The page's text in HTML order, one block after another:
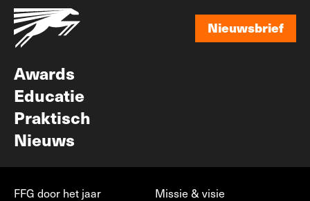
Nieuwsbrief
Awards
Educatie
Praktisch
Nieuws
FFG door het jaar
Missie & visie